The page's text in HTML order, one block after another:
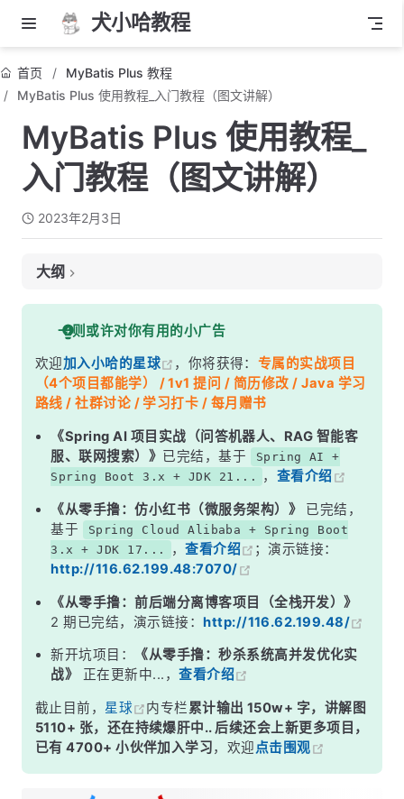
犬小哈教程
首页
MyBatis Plus 教程
MyBatis Plus 使用教程_入门教程（图文讲解）
MyBatis Plus 使用教程_
入门教程（图文讲解）
2023年2月3日
大纲
谁适合阅读本教程？
阅读之前，需要会哪些知识？
教程目录
第一章：开篇
第二章：快速入门
第三章：前置工作
第五章：核心功能
第六章：拓展功能
一则或许对你有用的小广告
欢迎加入小哈的星球 ，你将获得： 专属的实战项目
（4个项目都能学） / 1v1 提问 / 简历修改 / Java 学习
路线 / 社群讨论 / 学习打卡 / 每月赠书
《Spring AI 项目实战（问答机器人、RAG 智能客
服、联网搜索）》 已完结，基于
Spring AI +
Spring Boot 3.x + JDK 21...
， 查看介绍
《从零手撸：仿小红书（微服务架构）》
已完结，
基于
Spring Cloud Alibaba + Spring Boot
3.x + JDK 17...
，查看介绍
；演示链接：
http://116.62.199.48:7070/
《从零手撸：前后端分离博客项目（全栈开发）》
2 期已完结，演示链接：http://116.62.199.48/
新开坑项目：
《从零手撸：秒杀系统高并发优化实
战》
正在更新中...，查看介绍
截止目前， 星球 内专栏累计输出 150w+ 字，讲解图
5110+ 张，还在持续爆肝中.. 后续还会上新更多项目，
已有 4700+ 小伙伴加入学习，欢迎点击围观